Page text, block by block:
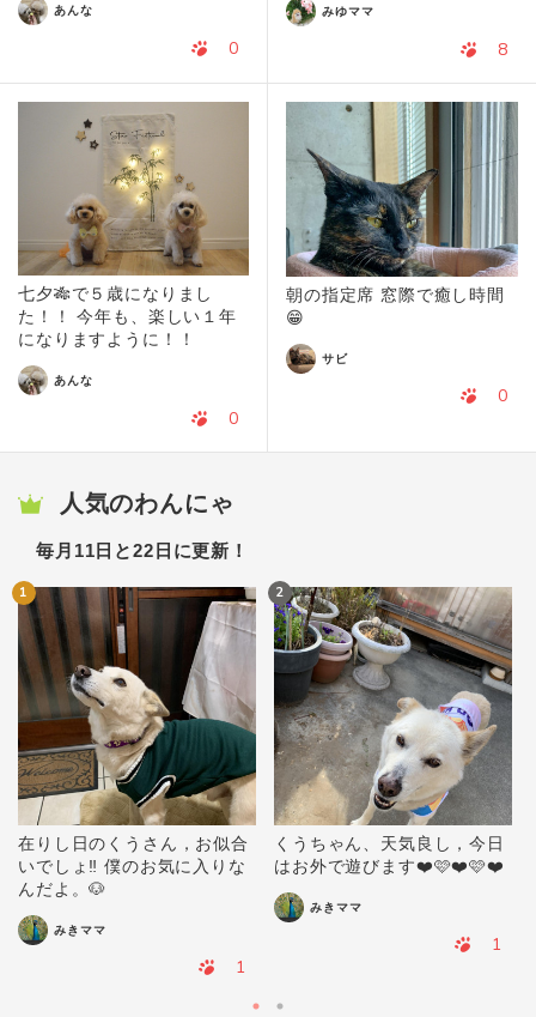
あんな
0
みゆママ
8
七夕🎋で５歳になりまし
た！！ 今年も、楽しい１年
になりますように！！
あんな
0
朝の指定席 窓際で癒し時間
😁
サビ
0
人気のわんにゃ
毎月11日と22日に更新！
1
在りし日のくうさん，お似合
いでしょ‼️ 僕のお気に入りな
んだよ。🐶
みきママ
1
2
くうちゃん、天気良し，今日
はお外で遊びます❤️🩷❤️🩷❤️
みきママ
1